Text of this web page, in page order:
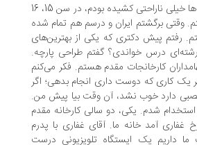
من چون در مدرسه راهبه‌ها خیلی ناراحتی کشیده بودم، در سن 15، 16
برگشتم ایران و درسم هم تمام شده
پیش دکتری که یکی از بهترین‌های
خواندی؟ گفتم طراحی پارچه.
مقدم هستم. فکر می‌کنم
که دوست داری انجام بدهی؛ اگر
خوب نشد، آن وقت بیا پیش من.
یکی، دو سالی کارخانه مقدم
خانه ما. آقای غفاری با پدرم
یک ایستگاه تلویزیونی درست